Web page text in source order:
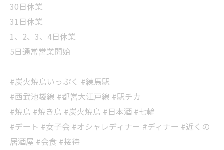
30日休業
31日休業
1、2、3、4日休業
5日通常営業開始
#炭火焼鳥いっぷく #練馬駅
#西武池袋線 #都営大江戸線 #駅チカ
#焼鳥 #焼き鳥 #炭火焼鳥 #日本酒 #七輪
#デート #女子会 #オシャレディナー #ディナー #近くの
居酒屋 #会食 #接待